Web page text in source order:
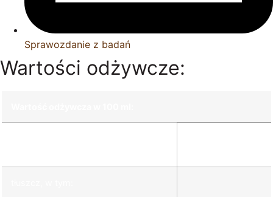
Sprawozdanie z badań
Wartości odżywcze: